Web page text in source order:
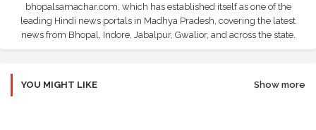
bhopalsamachar.com, which has established itself as one of the
leading Hindi news portals in Madhya Pradesh, covering the latest
news from Bhopal, Indore, Jabalpur, Gwalior, and across the state.
YOU MIGHT LIKE Show more